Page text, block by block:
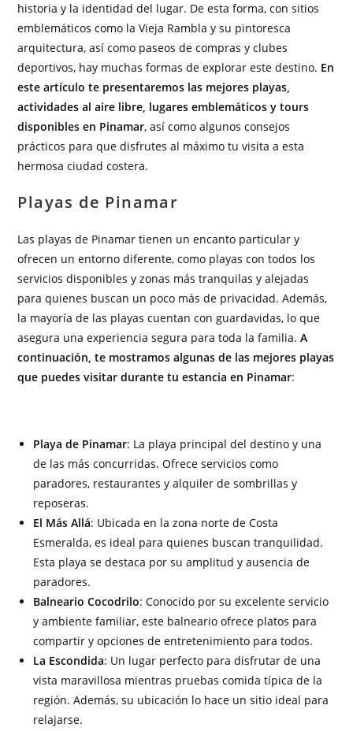
historia y la identidad del lugar. De esta forma, con sitios
emblemáticos como la Vieja Rambla y su pintoresca
arquitectura, así como paseos de compras y clubes
deportivos, hay muchas formas de explorar este destino. En
este artículo te presentaremos las mejores playas,
actividades al aire libre, lugares emblemáticos y tours
disponibles en Pinamar, así como algunos consejos
prácticos para que disfrutes al máximo tu visita a esta
hermosa ciudad costera.
Playas de Pinamar
Las playas de Pinamar tienen un encanto particular y
ofrecen un entorno diferente, como playas con todos los
servicios disponibles y zonas más tranquilas y alejadas
para quienes buscan un poco más de privacidad. Además,
la mayoría de las playas cuentan con guardavidas, lo que
asegura una experiencia segura para toda la familia.A
continuación, te mostramos algunas de las mejores playas
que puedes visitar durante tu estancia en Pinamar:
Playa de Pinamar: La playa principal del destino y una
de las más concurridas. Ofrece servicios como
paradores, restaurantes y alquiler de sombrillas y
reposeras.
El Más Allá: Ubicada en la zona norte de Costa
Esmeralda, es ideal para quienes buscan tranquilidad.
Esta playa se destaca por su amplitud y ausencia de
paradores.
Balneario Cocodrilo: Conocido por su excelente servicio
y ambiente familiar, este balneario ofrece platos para
compartir y opciones de entretenimiento para todos.
La Escondida: Un lugar perfecto para disfrutar de una
vista maravillosa mientras pruebas comida típica de la
región. Además, su ubicación lo hace un sitio ideal para
relajarse.